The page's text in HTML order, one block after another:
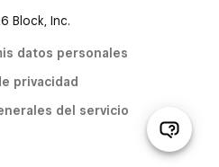
Block, Inc.
datos personales
privacidad
del servicio